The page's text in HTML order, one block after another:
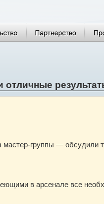
группы —
в арсенале все